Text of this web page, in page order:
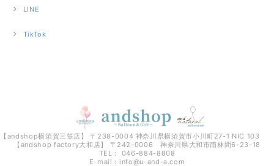
LINE
TikTok
【andshop横須賀三笠店】 〒238-0004 神奈川県横須賀市小川町27-1 NIC 103
【andshop factory大和店】 〒242-0006 神奈川県大和市南林間6-23-18
TEL： 046-884-8808
E-mail： info@u-and-a.com